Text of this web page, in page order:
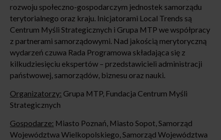
rozwoju społeczno-gospodarczym jednostek samorządu
terytorialnego oraz kraju. Inicjatorami Local Trends są
Centrum Myśli Strategicznych i Grupa MTP we współpracy
z partnerami samorządowymi. Nad jakością merytoryczną
wydarzeń czuwa Rada Programowa składająca się z
kilkudziesięciu ekspertów – przedstawicieli administracji
państwowej, samorządów, biznesu oraz nauki.
Organizatorzy: Grupa MTP, Fundacja Centrum Myśli
Strategicznych
Gospodarze: Miasto Poznań, Miasto Sopot, Samorząd
Województwa Wielkopolskiego, Samorząd Województwa